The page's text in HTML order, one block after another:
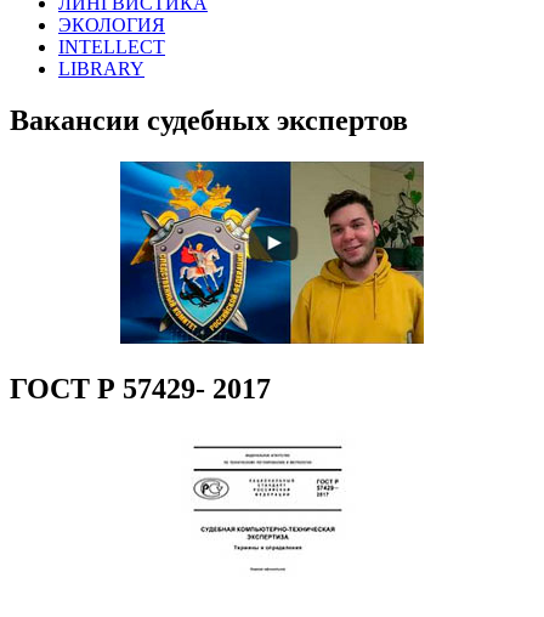
ЭКОЛОГИЯ
INTELLECT
LIBRARY
Вакансии судебных экспертов
ГОСТ Р 57429- 2017